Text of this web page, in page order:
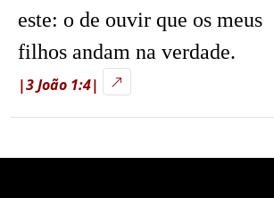
este: o de ouvir que os meus
filhos andam na verdade.
|3 João 1:4|